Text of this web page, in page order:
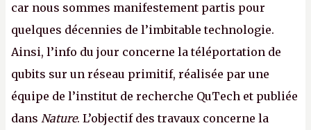
car nous sommes manifestement partis pour
quelques décennies de l’imbitable technologie.
Ainsi, l’info du jour concerne la téléportation de
qubits sur un réseau primitif, réalisée par une
équipe de l’institut de recherche QuTech et publiée
dans Nature. L’objectif des travaux concerne la